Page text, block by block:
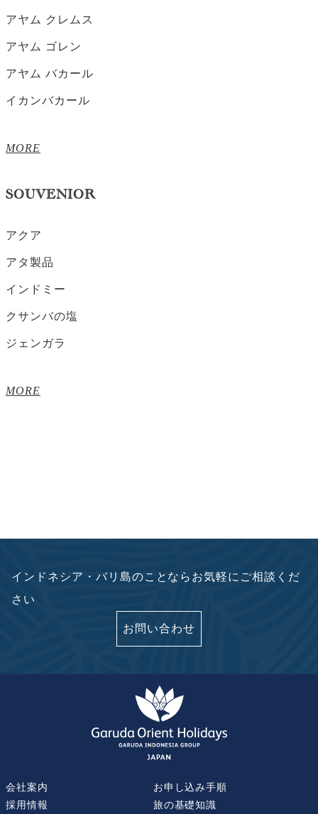
アヤム クレムス
アヤム ゴレン
アヤム バカール
イカンバカール
MORE
SOUVENIOR
アクア
アタ製品
インドミー
クサンバの塩
ジェンガラ
MORE
インドネシア・バリ島のことならお気軽にご相談くだ
さい
お問い合わせ
会社案内
採用情報
お申し込み手順
旅の基礎知識